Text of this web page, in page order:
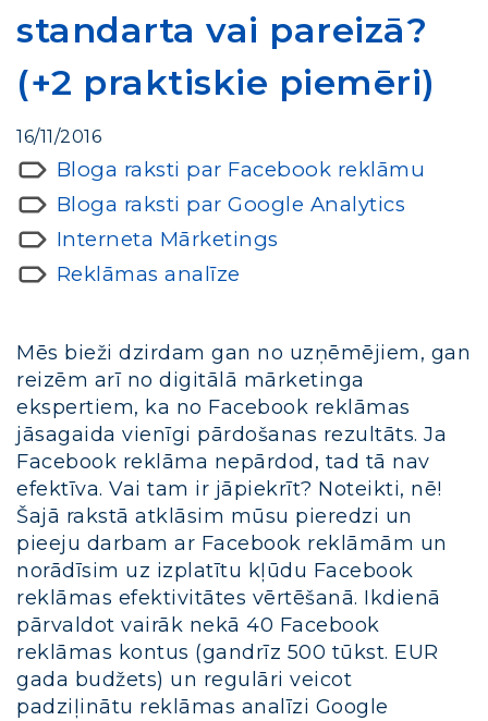
standarta vai pareizā?
(+2 praktiskie piemēri)
16/11/2016
Bloga raksti par Facebook reklāmu
Bloga raksti par Google Analytics
Interneta Mārketings
Reklāmas analīze
Mēs bieži dzirdam gan no uzņēmējiem, gan
reizēm arī no digitālā mārketinga
ekspertiem, ka no Facebook reklāmas
jāsagaida vienīgi pārdošanas rezultāts. Ja
Facebook reklāma nepārdod, tad tā nav
efektīva. Vai tam ir jāpiekrīt? Noteikti, nē!
Šajā rakstā atklāsim mūsu pieredzi un
pieeju darbam ar Facebook reklāmām un
norādīsim uz izplatītu kļūdu Facebook
reklāmas efektivitātes vērtēšanā. Ikdienā
pārvaldot vairāk nekā 40 Facebook
reklāmas kontus (gandrīz 500 tūkst. EUR
gada budžets) un regulāri veicot
padziļinātu reklāmas analīzi Google